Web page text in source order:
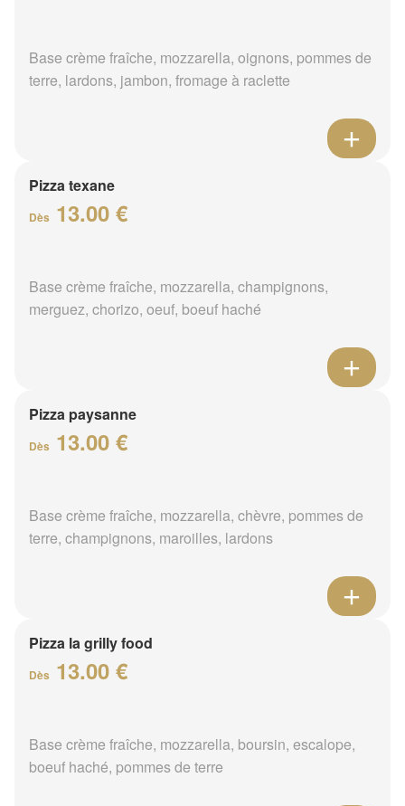
Base crème fraîche, mozzarella, oignons, pommes de
terre, lardons, jambon, fromage à raclette
Pizza texane
Dès 13.00 €
Base crème fraîche, mozzarella, champignons,
merguez, chorizo, oeuf, boeuf haché
Pizza paysanne
Dès 13.00 €
Base crème fraîche, mozzarella, chèvre, pommes de
terre, champignons, maroilles, lardons
Pizza la grilly food
Dès 13.00 €
Base crème fraîche, mozzarella, boursin, escalope,
boeuf haché, pommes de terre